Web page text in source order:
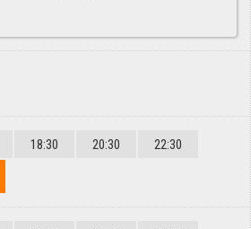
18:30 20:30 22:30